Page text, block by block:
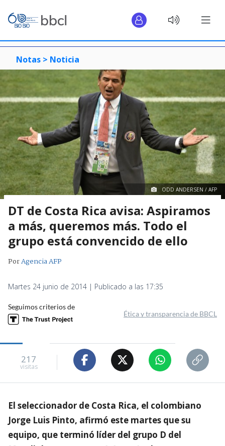
Notas > Noticia
ODD ANDERSEN / AFP
DT de Costa Rica avisa: Aspiramos
a más, queremos más. Todo el
grupo está convencido de ello
PorAgencia AFP
Martes 24 junio de 2014 | Publicado a las 17:35
Seguimos criterios de
Ética y transparencia de BBCL
217
visitas
El seleccionador de Costa Rica, el colombiano
Jorge Luis Pinto, afirmó este martes que su
equipo, que terminó líder del grupo D del